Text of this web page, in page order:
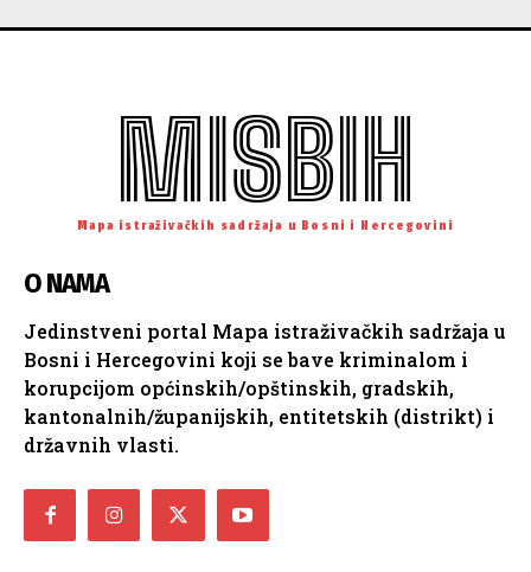
MISBIH
Mapa istraživačkih sadržaja u Bosni i Hercegovini
O NAMA
Jedinstveni portal Mapa istraživačkih sadržaja u
Bosni i Hercegovini koji se bave kriminalom i
korupcijom općinskih/opštinskih, gradskih,
kantonalnih/županijskih, entitetskih (distrikt) i
državnih vlasti.